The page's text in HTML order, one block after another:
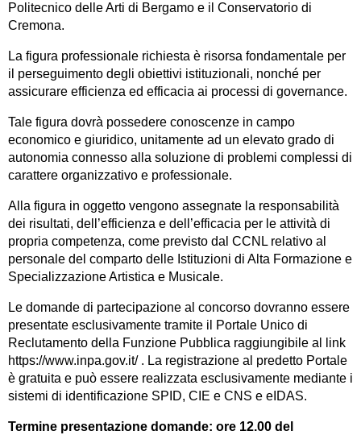
Politecnico delle Arti di Bergamo e il Conservatorio di
Cremona.
La figura professionale richiesta è risorsa fondamentale per
il perseguimento degli obiettivi istituzionali, nonché per
assicurare efficienza ed efficacia ai processi di governance.
Tale figura dovrà possedere conoscenze in campo
economico e giuridico, unitamente ad un elevato grado di
autonomia connesso alla soluzione di problemi complessi di
carattere organizzativo e professionale.
Alla figura in oggetto vengono assegnate la responsabilità
dei risultati, dell’efficienza e dell’efficacia per le attività di
propria competenza, come previsto dal CCNL relativo al
personale del comparto delle Istituzioni di Alta Formazione e
Specializzazione Artistica e Musicale.
Le domande di partecipazione al concorso dovranno essere
presentate esclusivamente tramite il Portale Unico di
Reclutamento della Funzione Pubblica raggiungibile al link
https://www.inpa.gov.it/ . La registrazione al predetto Portale
è gratuita e può essere realizzata esclusivamente mediante i
sistemi di identificazione SPID, CIE e CNS e eIDAS.
Termine presentazione domande: ore 12.00 del